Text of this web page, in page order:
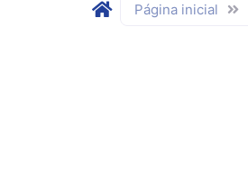
Página inicial